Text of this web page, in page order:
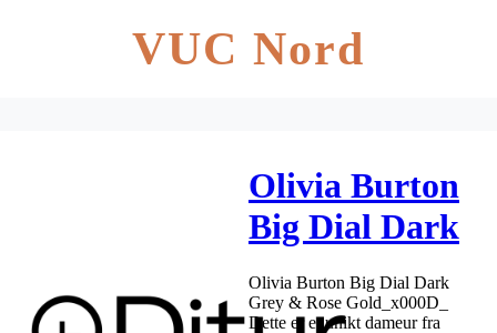
VUC Nord
Olivia Burton
Big Dial Dark
Grey & Rose
Gold
Olivia Burton Big Dial Dark
Grey & Rose Gold_x000D_
Dette er et unikt dameur fra